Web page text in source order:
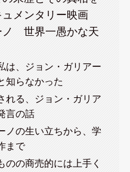
メンタリー映画
ノ 世界一愚かな天
は、ジョン・ガリアー
知らなかった
れる、ジョン・ガリア
言の話
ノの生い立ちから、学
まで
のの商売的には上手く